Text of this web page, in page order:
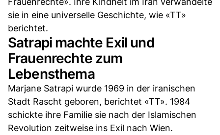
sie in eine universelle Geschichte, wie «TT»
berichtet.
Satrapi machte Exil und
Frauenrechte zum
Lebensthema
Marjane Satrapi wurde 1969 in der iranischen
Stadt Rascht geboren, berichtet «TT». 1984
schickte ihre Familie sie nach der Islamischen
Revolution zeitweise ins Exil nach Wien.